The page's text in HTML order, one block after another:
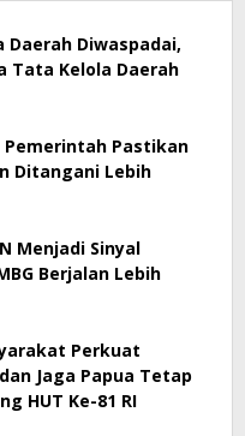
Daerah Diwaspadai,
Tata Kelola Daerah
Pemerintah Pastikan
Ditangani Lebih
Menjadi Sinyal
Berjalan Lebih
Perkuat
Jaga Papua Tetap
HUT Ke-81 RI